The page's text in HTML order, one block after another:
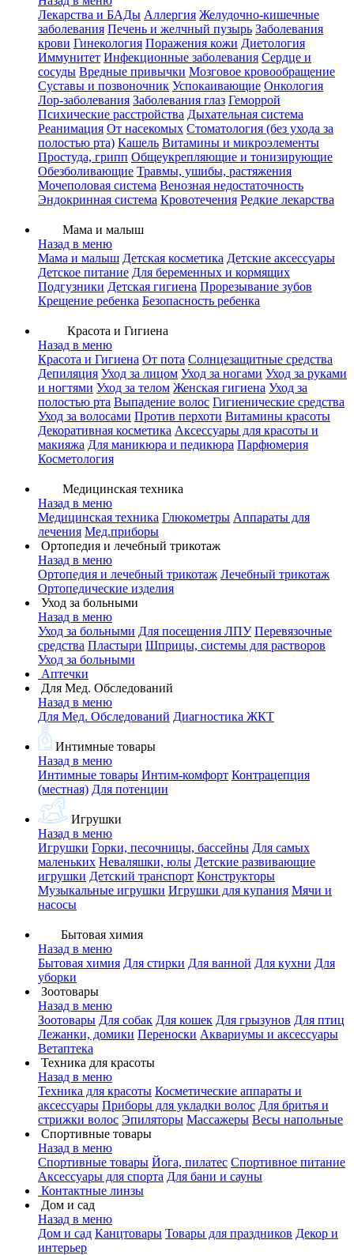
Лекарства и БАДы Аллергия Желудочно-кишечные
заболевания Печень и желчный пузырь Заболевания
крови Гинекология Поражения кожи Диетология
Иммунитет Инфекционные заболевания Сердце и
сосуды Вредные привычки Мозговое кровообращение
Суставы и позвоночник Успокаивающие Онкология
Лор-заболевания Заболевания глаз Геморрой
Психические расстройства Дыхательная система
Реанимация От насекомых Стоматология (без ухода за
полостью рта) Кашель Витамины и микроэлементы
Простуда, грипп Общеукрепляющие и тонизирующие
Обезболивающие Травмы, ушибы, растяжения
Мочеполовая система Венозная недостаточность
Эндокринная система Кровотечения Редкие лекарства
Мама и малыш
Назад в меню
Мама и малыш Детская косметика Детские аксессуары
Детское питание Для беременных и кормящих
Подгузники Детская гигиена Прорезывание зубов
Крещение ребенка Безопасность ребенка
Красота и Гигиена
Назад в меню
Красота и Гигиена От пота Солнцезащитные средства
Депиляция Уход за лицом Уход за ногами Уход за руками
и ногтями Уход за телом Женская гигиена Уход за
полостью рта Выпадение волос Гигиенические средства
Уход за волосами Против перхоти Витамины красоты
Декоративная косметика Аксессуары для красоты и
макияжа Для маникюра и педикюра Парфюмерия
Косметология
Медицинская техника
Назад в меню
Медицинская техника Глюкометры Аппараты для
лечения Мед.приборы
Ортопедия и лечебный трикотаж
Назад в меню
Ортопедия и лечебный трикотаж Лечебный трикотаж
Ортопедические изделия
Уход за больными
Назад в меню
Уход за больными Для посещения ЛПУ Перевязочные
средства Пластыри Шприцы, системы для растворов
Уход за больными
Аптечки
Для Мед. Обследований
Назад в меню
Для Мед. Обследований Диагностика ЖКТ
Интимные товары
Назад в меню
Интимные товары Интим-комфорт Контрацепция
(местная) Для потенции
Игрушки
Назад в меню
Игрушки Горки, песочницы, бассейны Для самых
маленьких Неваляшки, юлы Детские развивающие
игрушки Детский транспорт Конструкторы
Музыкальные игрушки Игрушки для купания Мячи и
насосы
Бытовая химия
Назад в меню
Бытовая химия Для стирки Для ванной Для кухни Для
уборки
Зоотовары
Назад в меню
Зоотовары Для собак Для кошек Для грызунов Для птиц
Лежанки, домики Переноски Аквариумы и аксессуары
Ветаптека
Техника для красоты
Назад в меню
Техника для красоты Косметические аппараты и
аксессуары Приборы для укладки волос Для бритья и
стрижки волос Эпиляторы Массажеры Весы напольные
Спортивные товары
Назад в меню
Спортивные товары Йога, пилатес Спортивное питание
Аксессуары для спорта Для бани и сауны
Контактные линзы
Дом и сад
Назад в меню
Дом и сад Канцтовары Товары для праздников Декор и
интерьер